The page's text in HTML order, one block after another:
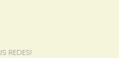
REDES!